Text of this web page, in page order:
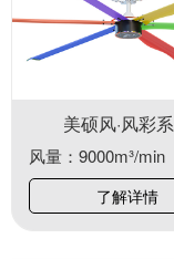
美硕风·风彩
风量：9000m³/min
了解详情